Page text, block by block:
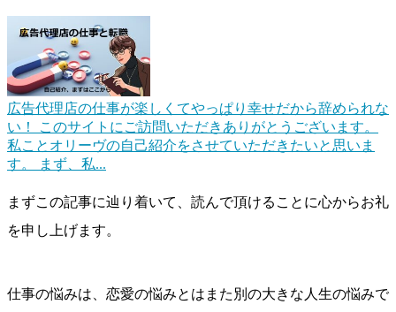
広告代理店の仕事が楽しくてやっぱり幸せだから辞められな
い！
このサイトにご訪問いただきありがとうございます。
私ことオリーヴの自己紹介をさせていただきたいと思いま
す。 まず、私...
まずこの記事に辿り着いて、読んで頂けることに心からお礼
を申し上げます。
仕事の悩みは、恋愛の悩みとはまた別の大きな人生の悩みで